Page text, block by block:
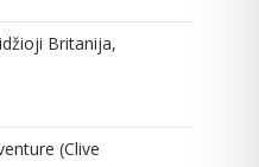
Britanija,
(Clive